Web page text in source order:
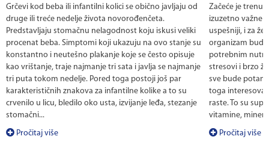
Grčevi kod beba ili infantilni kolici se obično javljaju od
druge ili treće nedelje života novorođenčeta.
Predstavljaju stomačnu nelagodnost koju iskusi veliki
procenat beba. Simptomi koji ukazuju na ovo stanje su
konstantno i neutešno plakanje koje se često opisuje
kao vrištanje, traje najmanje tri sata i javlja se najmanje
tri puta tokom nedelje. Pored toga postoji još par
karakterističnih znakova za infantilne kolike a to su
crvenilo u licu, bledilo oko usta, izvijanje leđa, stezanje
stomačni...
Pročitaj više
Začeće je
izuzetno važne
uspešniji, i za
organizam bude
potrebnim
stresovi i brzo
sve bude
toga
raste. To su
vitamine,
Pročitaj više